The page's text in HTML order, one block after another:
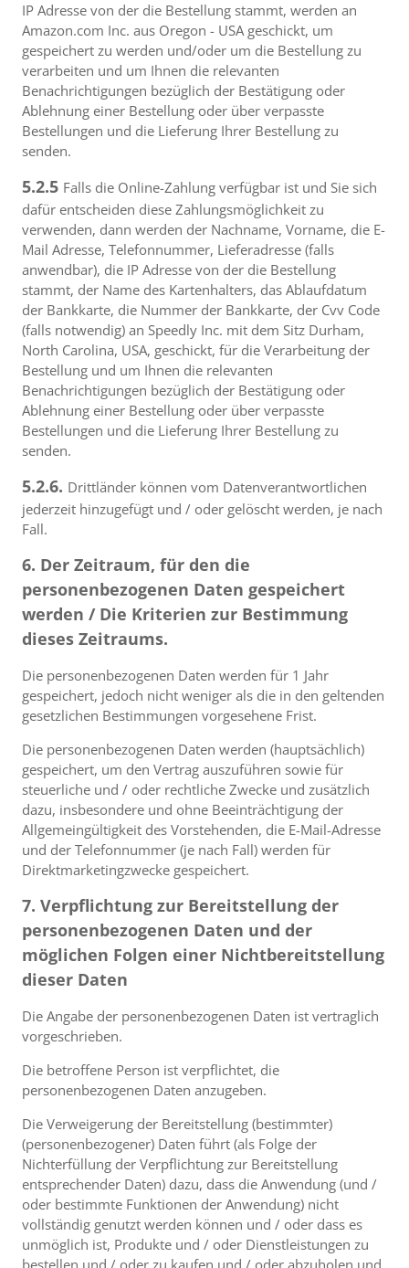
IP Adresse von der die Bestellung stammt, werden an
Amazon.com Inc. aus Oregon - USA geschickt, um
gespeichert zu werden und/oder um die Bestellung zu
verarbeiten und um Ihnen die relevanten
Benachrichtigungen bezüglich der Bestätigung oder
Ablehnung einer Bestellung oder über verpasste
Bestellungen und die Lieferung Ihrer Bestellung zu
senden.
5.2.5 Falls die Online-Zahlung verfügbar ist und Sie sich
dafür entscheiden diese Zahlungsmöglichkeit zu
verwenden, dann werden der Nachname, Vorname, die E-
Mail Adresse, Telefonnummer, Lieferadresse (falls
anwendbar), die IP Adresse von der die Bestellung
stammt, der Name des Kartenhalters, das Ablaufdatum
der Bankkarte, die Nummer der Bankkarte, der Cvv Code
(falls notwendig) an Speedly Inc. mit dem Sitz Durham,
North Carolina, USA, geschickt, für die Verarbeitung der
Bestellung und um Ihnen die relevanten
Benachrichtigungen bezüglich der Bestätigung oder
Ablehnung einer Bestellung oder über verpasste
Bestellungen und die Lieferung Ihrer Bestellung zu
senden.
5.2.6. Drittländer können vom Datenverantwortlichen
jederzeit hinzugefügt und / oder gelöscht werden, je nach
Fall.
6. Der Zeitraum, für den die
personenbezogenen Daten gespeichert
werden / Die Kriterien zur Bestimmung
dieses Zeitraums.
Die personenbezogenen Daten werden für 1 Jahr
gespeichert, jedoch nicht weniger als die in den geltenden
gesetzlichen Bestimmungen vorgesehene Frist.
Die personenbezogenen Daten werden (hauptsächlich)
gespeichert, um den Vertrag auszuführen sowie für
steuerliche und / oder rechtliche Zwecke und zusätzlich
dazu, insbesondere und ohne Beeinträchtigung der
Allgemeingültigkeit des Vorstehenden, die E-Mail-Adresse
und der Telefonnummer (je nach Fall) werden für
Direktmarketingzwecke gespeichert.
7. Verpflichtung zur Bereitstellung der
personenbezogenen Daten und der
möglichen Folgen einer Nichtbereitstellung
dieser Daten
Die Angabe der personenbezogenen Daten ist vertraglich
vorgeschrieben.
Die betroffene Person ist verpflichtet, die
personenbezogenen Daten anzugeben.
Die Verweigerung der Bereitstellung (bestimmter)
(personenbezogener) Daten führt (als Folge der
Nichterfüllung der Verpflichtung zur Bereitstellung
entsprechender Daten) dazu, dass die Anwendung (und /
oder bestimmte Funktionen der Anwendung) nicht
vollständig genutzt werden können und / oder dass es
unmöglich ist, Produkte und / oder Dienstleistungen zu
bestellen und / oder zu kaufen und / oder abzuholen und